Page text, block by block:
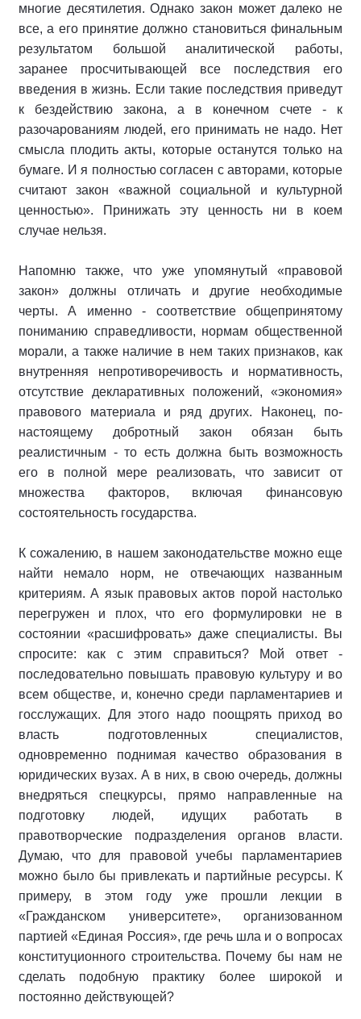
многие десятилетия. Однако закон может далеко не
все, а его принятие должно становиться финальным
результатом большой аналитической работы,
заранее просчитывающей все последствия его
введения в жизнь. Если такие последствия приведут
к бездействию закона, а в конечном счете - к
разочарованиям людей, его принимать не надо. Нет
смысла плодить акты, которые останутся только на
бумаге. И я полностью согласен с авторами, которые
считают закон «важной социальной и культурной
ценностью». Принижать эту ценность ни в коем
случае нельзя.
Напомню также, что уже упомянутый «правовой
закон» должны отличать и другие необходимые
черты. А именно - соответствие общепринятому
пониманию справедливости, нормам общественной
морали, а также наличие в нем таких признаков, как
внутренняя непротиворечивость и нормативность,
отсутствие декларативных положений, «экономия»
правового материала и ряд других. Наконец, по-
настоящему добротный закон обязан быть
реалистичным - то есть должна быть возможность
его в полной мере реализовать, что зависит от
множества факторов, включая финансовую
состоятельность государства.
К сожалению, в нашем законодательстве можно еще
найти немало норм, не отвечающих названным
критериям. А язык правовых актов порой настолько
перегружен и плох, что его формулировки не в
состоянии «расшифровать» даже специалисты. Вы
спросите: как с этим справиться? Мой ответ -
последовательно повышать правовую культуру и во
всем обществе, и, конечно среди парламентариев и
госслужащих. Для этого надо поощрять приход во
власть подготовленных специалистов,
одновременно поднимая качество образования в
юридических вузах. А в них, в свою очередь, должны
внедряться спецкурсы, прямо направленные на
подготовку людей, идущих работать в
правотворческие подразделения органов власти.
Думаю, что для правовой учебы парламентариев
можно было бы привлекать и партийные ресурсы. К
примеру, в этом году уже прошли лекции в
«Гражданском университете», организованном
партией «Единая Россия», где речь шла и о вопросах
конституционного строительства. Почему бы нам не
сделать подобную практику более широкой и
постоянно действующей?